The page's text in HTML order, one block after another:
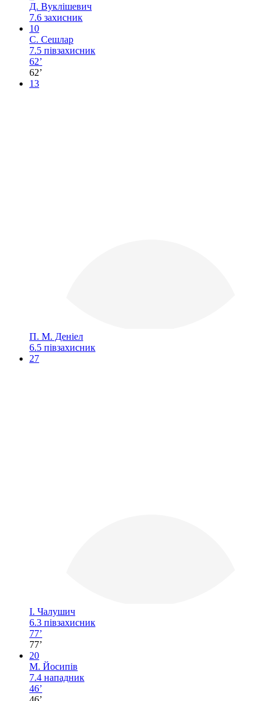
Д. Вуклішевич
7.6 захисник
10
С. Сешлар
7.5 півзахисник
62’
62’
13
П. М. Деніел
6.5 півзахисник
27
І. Чалушич
6.3 півзахисник
77’
77’
20
М. Йосипів
7.4 нападник
46’